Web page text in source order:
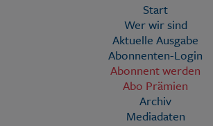
Start
Wer wir sind
Aktuelle Ausgabe
Abonnenten-Login
Abonnent werden
Abo Prämien
Archiv
Mediadaten